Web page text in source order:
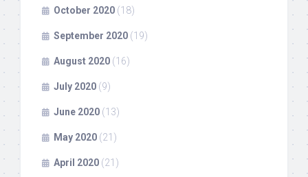
October 2020 (18)
September 2020 (19)
August 2020 (16)
July 2020 (9)
June 2020 (13)
May 2020 (21)
April 2020 (21)